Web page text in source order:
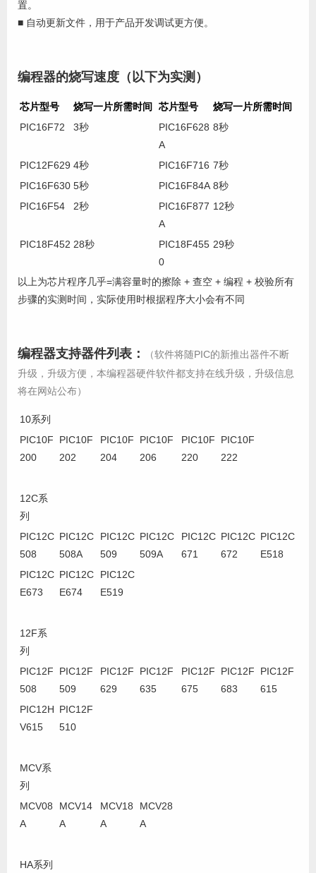
置。
■ 自动更新文件，用于产品开发调试更方便。
编程器的烧写速度（以下为实测）
芯片型号 烧写一片所需时间 芯片型号
烧写一片所需时间
PIC16F72
3秒
PIC16F628
A
8秒
PIC12F629 4秒 PIC16F716 7秒
PIC16F630 5秒 PIC16F84A 8秒
PIC16F54
2秒
PIC16F877
A
12秒
PIC18F452 28秒
PIC18F455
0
29秒
以上为芯片程序几乎=满容量时的擦除 + 查空 + 编程 + 校验所有
步骤的实测时间，实际使用时根据程序大小会有不同
编程器支持器件列表：
（软件将随PIC的新推出器件不断
升级，升级方便，本编程器硬件软件都支持在线升级，升级信息
将在网站公布）
10系列
PIC10F
200
PIC10F
202
PIC10F
204
PIC10F
206
PIC10F
220
PIC10F
222
12C系
列
PIC12C
508
PIC12C
508A
PIC12C
509
PIC12C
509A
PIC12C
671
PIC12C
672
PIC12C
E518
PIC12C
E673
PIC12C
E674
PIC12C
E519
12F系
列
PIC12F
508
PIC12F
509
PIC12F
629
PIC12F
635
PIC12F
675
PIC12F
683
PIC12F
615
PIC12H
V615
PIC12F
510
MCV系
列
MCV08
A
MCV14
A
MCV18
A
MCV28
A
HA系列